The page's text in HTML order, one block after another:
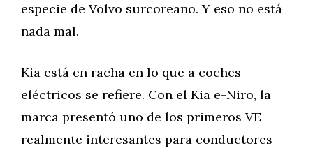
especie de Volvo surcoreano. Y eso no está
nada mal.
Kia está en racha en lo que a coches
eléctricos se refiere. Con el Kia e-Niro, la
marca presentó uno de los primeros VE
realmente interesantes para conductores